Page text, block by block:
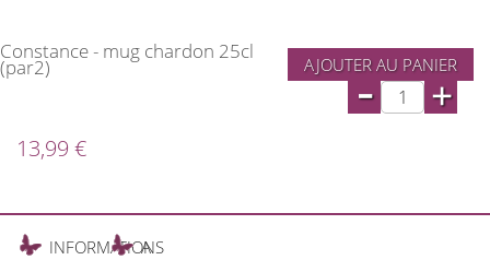
Constance - mug chardon 25cl
(par2) AJOUTER AU PANIER
- +
13,99 €
INFORMATIONS
A